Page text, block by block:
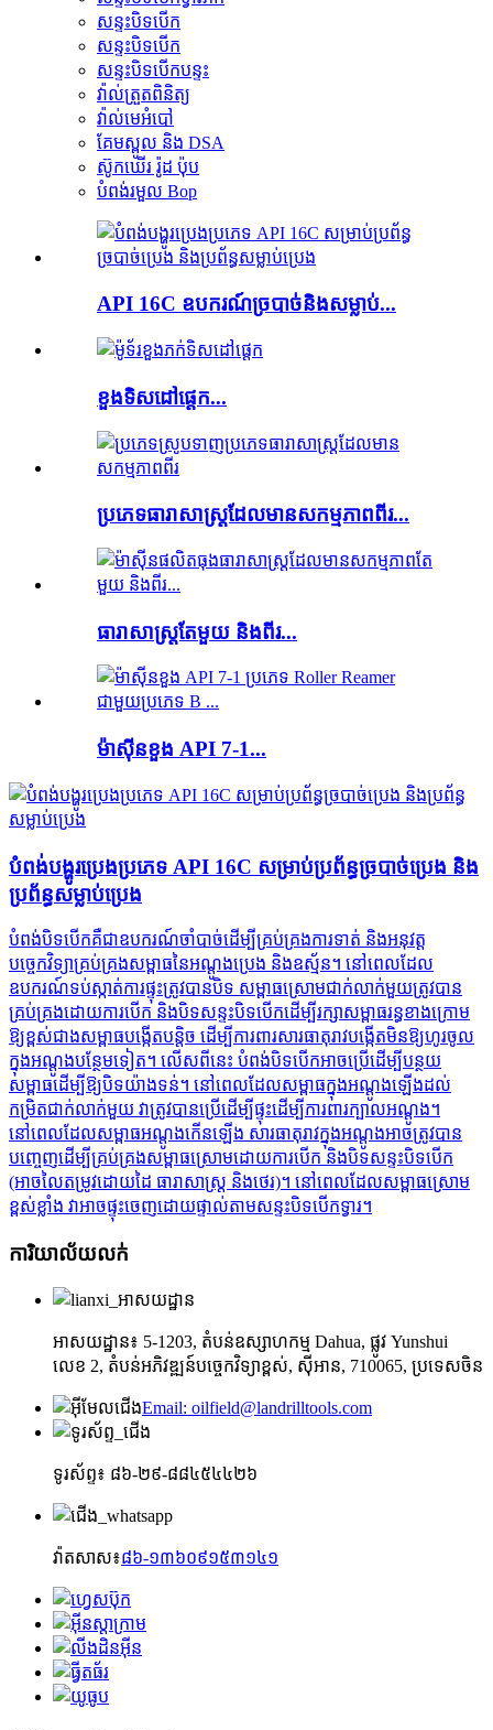
សន្ទះបិទបើក
សន្ទះបិទបើក
សន្ទះបិទបើកបន្ទះ
វ៉ាល់ត្រួតពិនិត្យ
វ៉ាល់មេអំបៅ
គែមស្ពូល និង DSA
ស៊ូកឃើរ រ៉ូដ ប៉ុប
បំពង់​រមួល Bop
API 16C ឧបករណ៍​ច្របាច់​និង​សម្លាប់...
ខួងទិសដៅផ្ដេក...
ប្រភេទ​ធារាសាស្ត្រ​ដែល​មាន​សកម្មភាព​ពីរ...
ធារាសាស្ត្រតែមួយ និងពីរ...
ម៉ាស៊ីនខួង API 7-1...
បំពង់​បង្ហូរ​ប្រេង​ប្រភេទ API 16C សម្រាប់​ប្រព័ន្ធ​ច្របាច់​ប្រេង និង​
ប្រព័ន្ធ​សម្លាប់​ប្រេង
បំពង់​បិទ​បើក​គឺជា​ឧបករណ៍​ចាំបាច់​ដើម្បី​គ្រប់គ្រង​ការ​ទាត់ និង​អនុវត្ត​
បច្ចេកវិទ្យា​គ្រប់គ្រង​សម្ពាធ​នៃ​អណ្តូង​ប្រេង និង​ឧស្ម័ន។ នៅពេល​ដែល​
ឧបករណ៍​ទប់ស្កាត់​ការ​ផ្ទុះ​ត្រូវ​បាន​បិទ សម្ពាធ​ស្រោម​ជាក់លាក់​មួយ​ត្រូវ​បាន​
គ្រប់គ្រង​ដោយ​ការ​បើក និង​បិទ​សន្ទះ​បិទបើក​ដើម្បី​រក្សា​សម្ពាធ​រន្ធ​ខាងក្រោម​
ឱ្យ​ខ្ពស់​ជាង​សម្ពាធ​បង្កើត​បន្តិច ដើម្បី​ការពារ​សារធាតុរាវ​បង្កើត​មិន​ឱ្យ​ហូរ​ចូល​
ក្នុង​អណ្តូង​បន្ថែម​ទៀត។ លើស​ពី​នេះ បំពង់​បិទ​បើក​អាច​ប្រើ​ដើម្បី​បន្ថយ​
សម្ពាធ​ដើម្បី​ឱ្យ​បិទ​យ៉ាង​ទន់។ នៅពេល​ដែល​សម្ពាធ​ក្នុង​អណ្តូង​ឡើង​ដល់​
កម្រិត​ជាក់លាក់​មួយ វា​ត្រូវ​បាន​ប្រើ​ដើម្បី​ផ្ទុះ​ដើម្បី​ការពារ​ក្បាល​អណ្តូង។
នៅពេល​ដែល​សម្ពាធ​អណ្តូង​កើនឡើង សារធាតុរាវ​ក្នុង​អណ្តូង​អាច​ត្រូវ​បាន​
បញ្ចេញ​ដើម្បី​គ្រប់គ្រង​សម្ពាធ​ស្រោម​ដោយ​ការ​បើក និង​បិទ​សន្ទះ​បិទបើក
(អាច​លៃតម្រូវ​ដោយ​ដៃ ធារាសាស្ត្រ និង​ថេរ)។ នៅពេល​ដែល​សម្ពាធ​ស្រោម​
ខ្ពស់​ខ្លាំង វា​អាច​ផ្ទុះ​ចេញ​ដោយ​ផ្ទាល់​តាម​សន្ទះ​បិទបើក​ទ្វារ។
ការិយាល័យលក់
អាសយដ្ឋាន៖ 5-1203, តំបន់ឧស្សាហកម្ម Dahua, ផ្លូវ Yunshui
លេខ 2, តំបន់អភិវឌ្ឍន៍បច្ចេកវិទ្យាខ្ពស់, ស៊ីអាន, 710065, ប្រទេសចិន
Email: oilfield@landrilltools.com
ទូរស័ព្ទ៖ ៨៦-២៩-៨៨៤៥៤៤២៦
វ៉ាតសាស៖៨៦-១៣៦០៩១៥៣១៤១